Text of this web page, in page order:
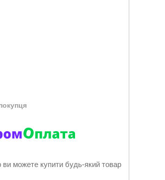
ви можете купити будь-який товар